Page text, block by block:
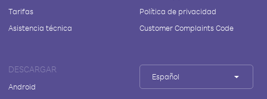
Tarifas
Asistencia técnica
Política de privacidad
Customer Complaints Code
DESCARGAR
Android
Español